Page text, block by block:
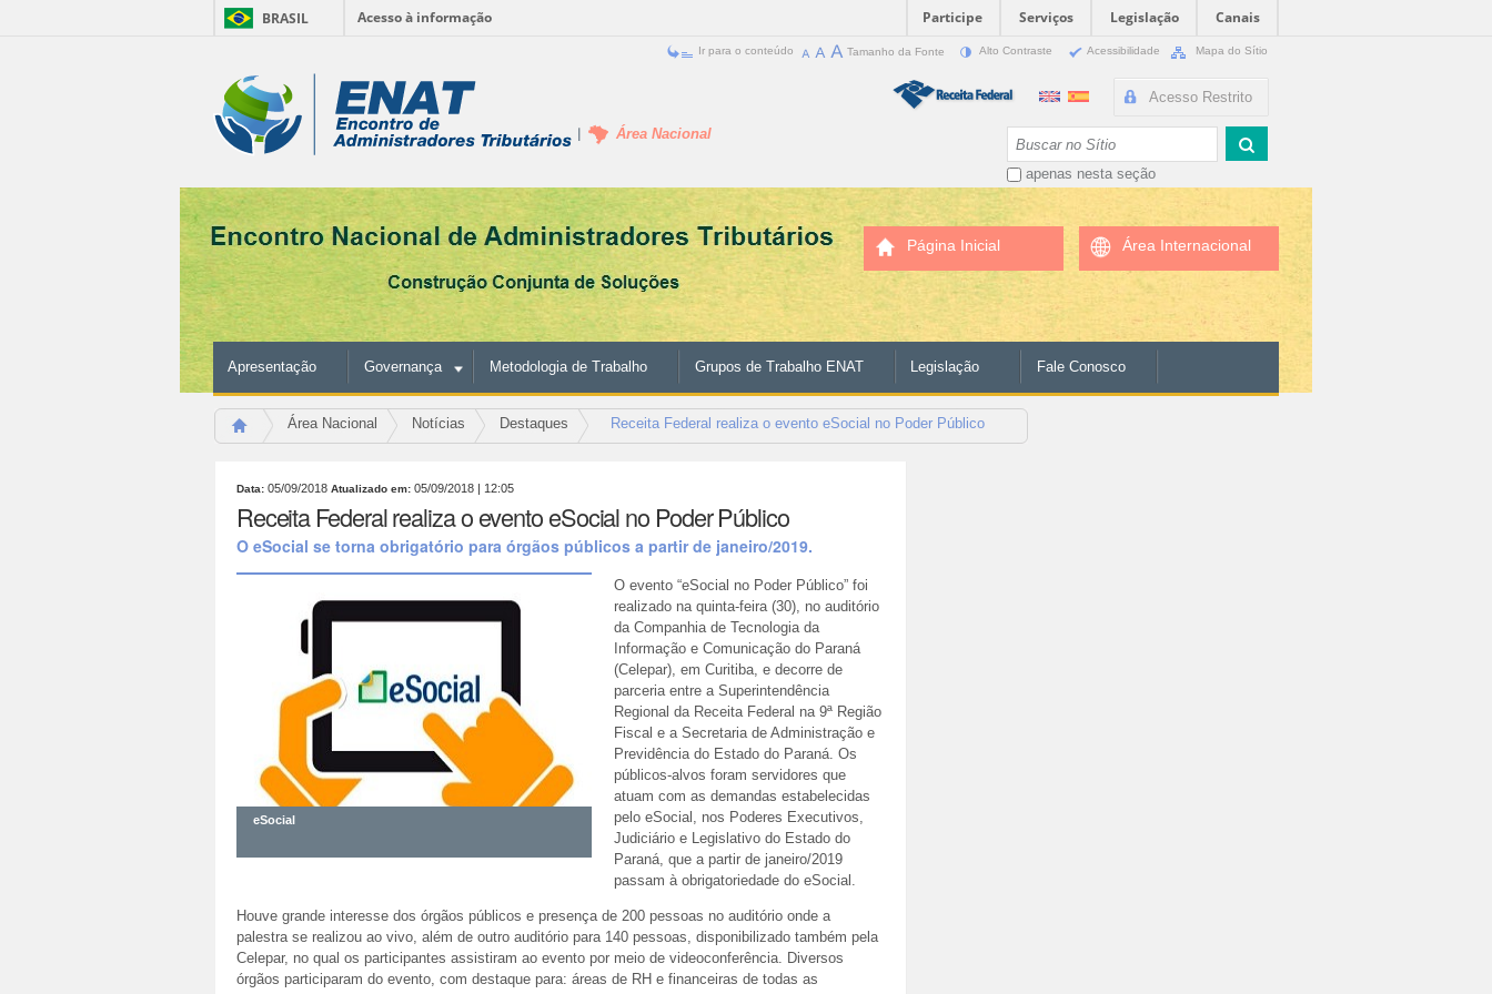
BRASIL Acesso à informação Participe Serviços Legislação
Canais
conteúdo.
a
navegação
Ir para o conteúdo Tamanho da Fonte Alto Contraste Acessibilidade Mapa do Sítio
Ferramentas
Pessoais
Acesso Restrito
apenas nesta seção
Área Nacional
Página Inicial Área Internacional
Apresentação Governança Metodologia de Trabalho Grupos de Trabalho ENAT Legislação Fale Conosco
Área Nacional Notícias Destaques Receita Federal realiza o evento eSocial no Poder Público
Data: 05/09/2018 Atualizado em: 05/09/2018 | 12:05
Receita Federal realiza o evento eSocial no Poder Público
O eSocial se torna obrigatório para órgãos públicos a partir de janeiro/2019.
eSocial
O evento “eSocial no Poder Público” foi
realizado na quinta-feira (30), no auditório
da Companhia de Tecnologia da
Informação e Comunicação do Paraná
(Celepar), em Curitiba, e decorre de
parceria entre a Superintendência
Regional da Receita Federal na 9ª Região
Fiscal e a Secretaria de Administração e
Previdência do Estado do Paraná. Os
públicos-alvos foram servidores que
atuam com as demandas estabelecidas
pelo eSocial, nos Poderes Executivos,
Judiciário e Legislativo do Estado do
Paraná, que a partir de janeiro/2019
passam à obrigatoriedade do eSocial.
Houve grande interesse dos órgãos públicos e presença de 200 pessoas no auditório onde a
palestra se realizou ao vivo, além de outro auditório para 140 pessoas, disponibilizado também pela
Celepar, no qual os participantes assistiram ao evento por meio de videoconferência. Diversos
órgãos participaram do evento, com destaque para: áreas de RH e financeiras de todas as